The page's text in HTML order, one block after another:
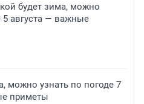
будет зима, можно
5 августа — важные
можно узнать по погоде 7
приметы